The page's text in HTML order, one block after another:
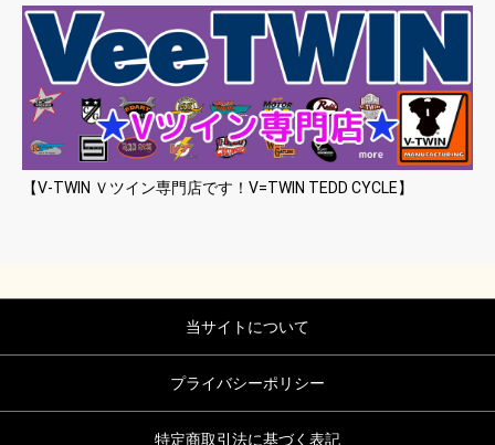
【V-TWIN Ｖツイン専門店です！V=TWIN TEDD CYCLE】
当サイトについて
プライバシーポリシー
特定商取引法に基づく表記